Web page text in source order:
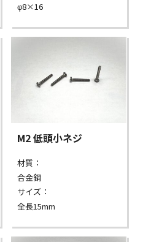
φ8×16
M2 低頭小ネジ
材質：
合金鋼
サイズ：
全長15mm